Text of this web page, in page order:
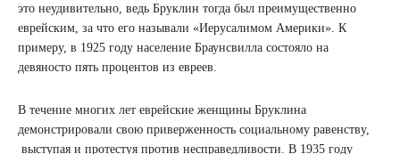
это неудивительно, ведь Бруклин тогда был преимущественно
еврейским, за что его называли «Иерусалимом Америки». К
примеру, в 1925 году население Браунсвилла состояло на
девяносто пять процентов из евреев.
В течение многих лет еврейские женщины Бруклина
демонстрировали свою приверженность социальному равенству,
выступая и протестуя против несправедливости. В 1935 году